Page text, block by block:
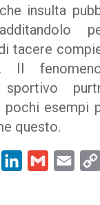
insulta
tacere
Il f
sportivo
pochi esempi
questo.
Twitter LinkedInGmail Email